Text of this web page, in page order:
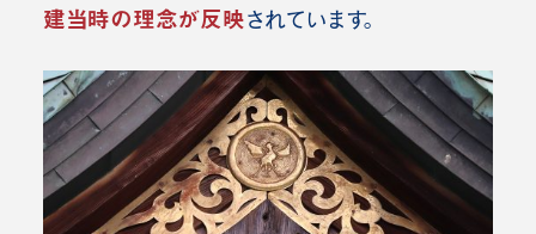
建当時の理念が反映されています。